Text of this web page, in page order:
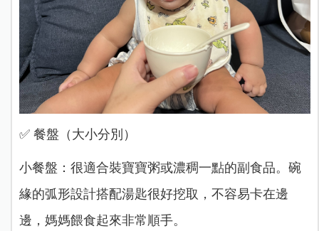
✅ 餐盤（大小分別）
小餐盤：很適合裝寶寶粥或濃稠一點的副食品。碗
緣的弧形設計搭配湯匙很好挖取，不容易卡在邊
邊，媽媽餵食起來非常順手。